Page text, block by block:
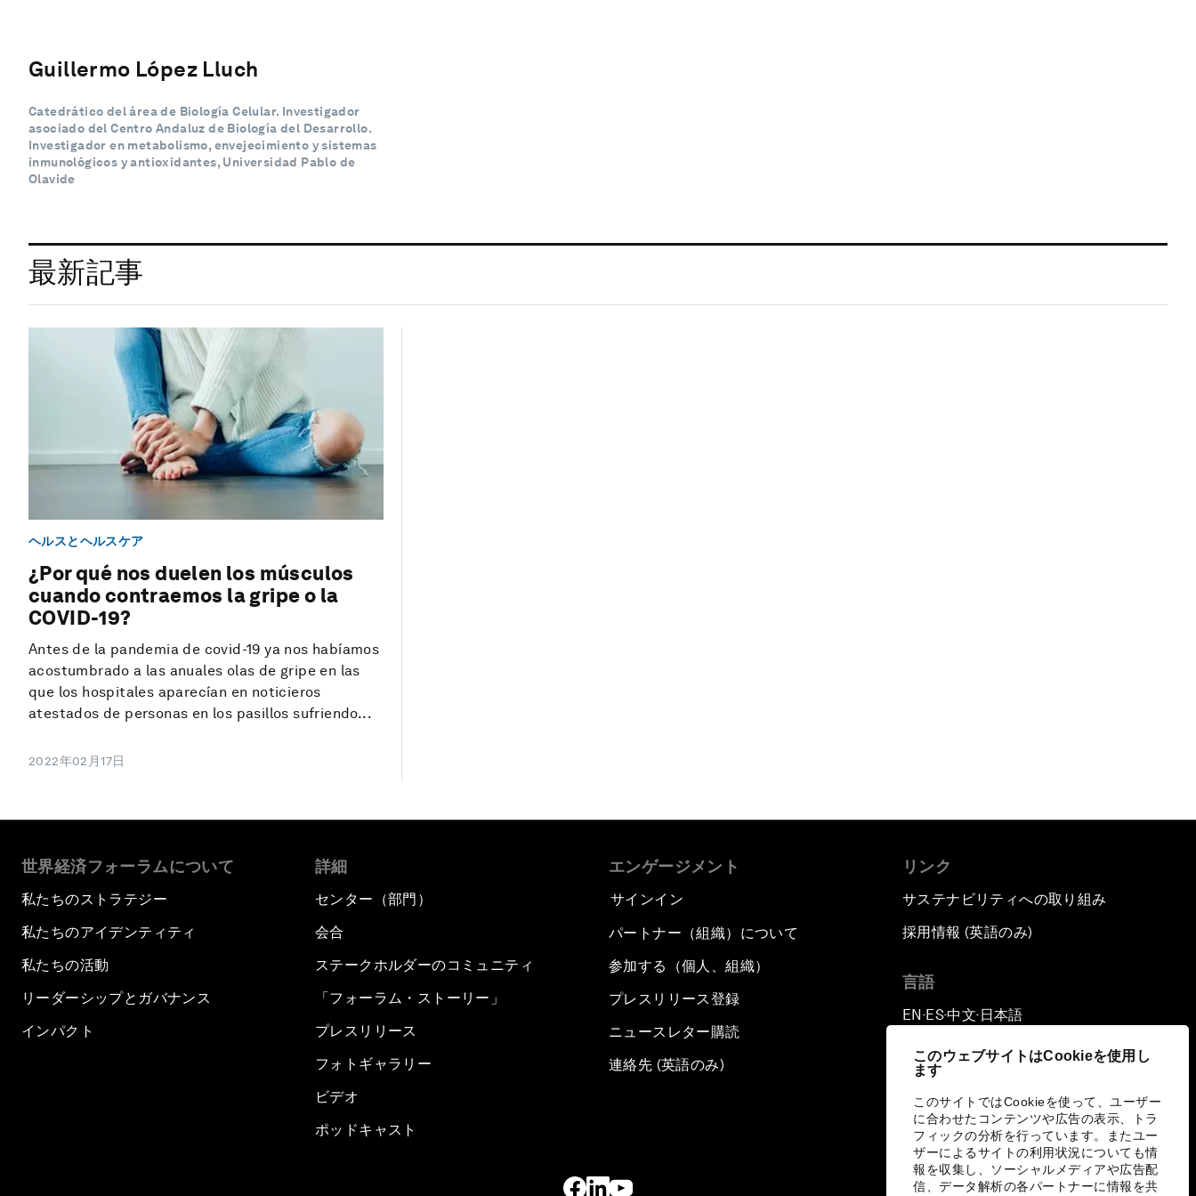
このウェブサイトはCookieを使用し
ます
このサイトではCookieを使って、ユーザー
に合わせたコンテンツや広告の表示、トラ
フィックの分析を行っています。またユー
ザーによるサイトの利用状況についても情
報を収集し、ソーシャルメディアや広告配
信、データ解析の各パートナーに情報を共
Guillermo López Lluch
Catedrático del área de Biología Celular. Investigador
asociado del Centro Andaluz de Biología del Desarrollo.
Investigador en metabolismo, envejecimiento y sistemas
inmunológicos y antioxidantes, Universidad Pablo de
Olavide
最新記事
ヘルスとヘルスケア
¿Por qué nos duelen los músculos
cuando contraemos la gripe o la
COVID-19?
Antes de la pandemia de covid-19 ya nos habíamos
acostumbrado a las anuales olas de gripe en las
que los hospitales aparecían en noticieros
atestados de personas en los pasillos sufriendo...
2022年02月17日
世界経済フォーラムについて
私たちのストラテジー
私たちのアイデンティティ
私たちの活動
リーダーシップとガバナンス
インパクト
詳細
センター（部門）
会合
ステークホルダーのコミュニティ
「フォーラム・ストーリー」
プレスリリース
フォトギャラリー
ビデオ
ポッドキャスト
エンゲージメント
サインイン
パートナー（組織）について
参加する（個人、組織）
プレスリリース登録
ニュースレター購読
連絡先 (英語のみ)
リンク
サステナビリティへの取り組み
採用情報 (英語のみ)
言語
EN ▪ ES▪中文▪ 日本語